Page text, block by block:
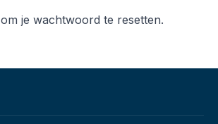
om je wachtwoord te resetten.